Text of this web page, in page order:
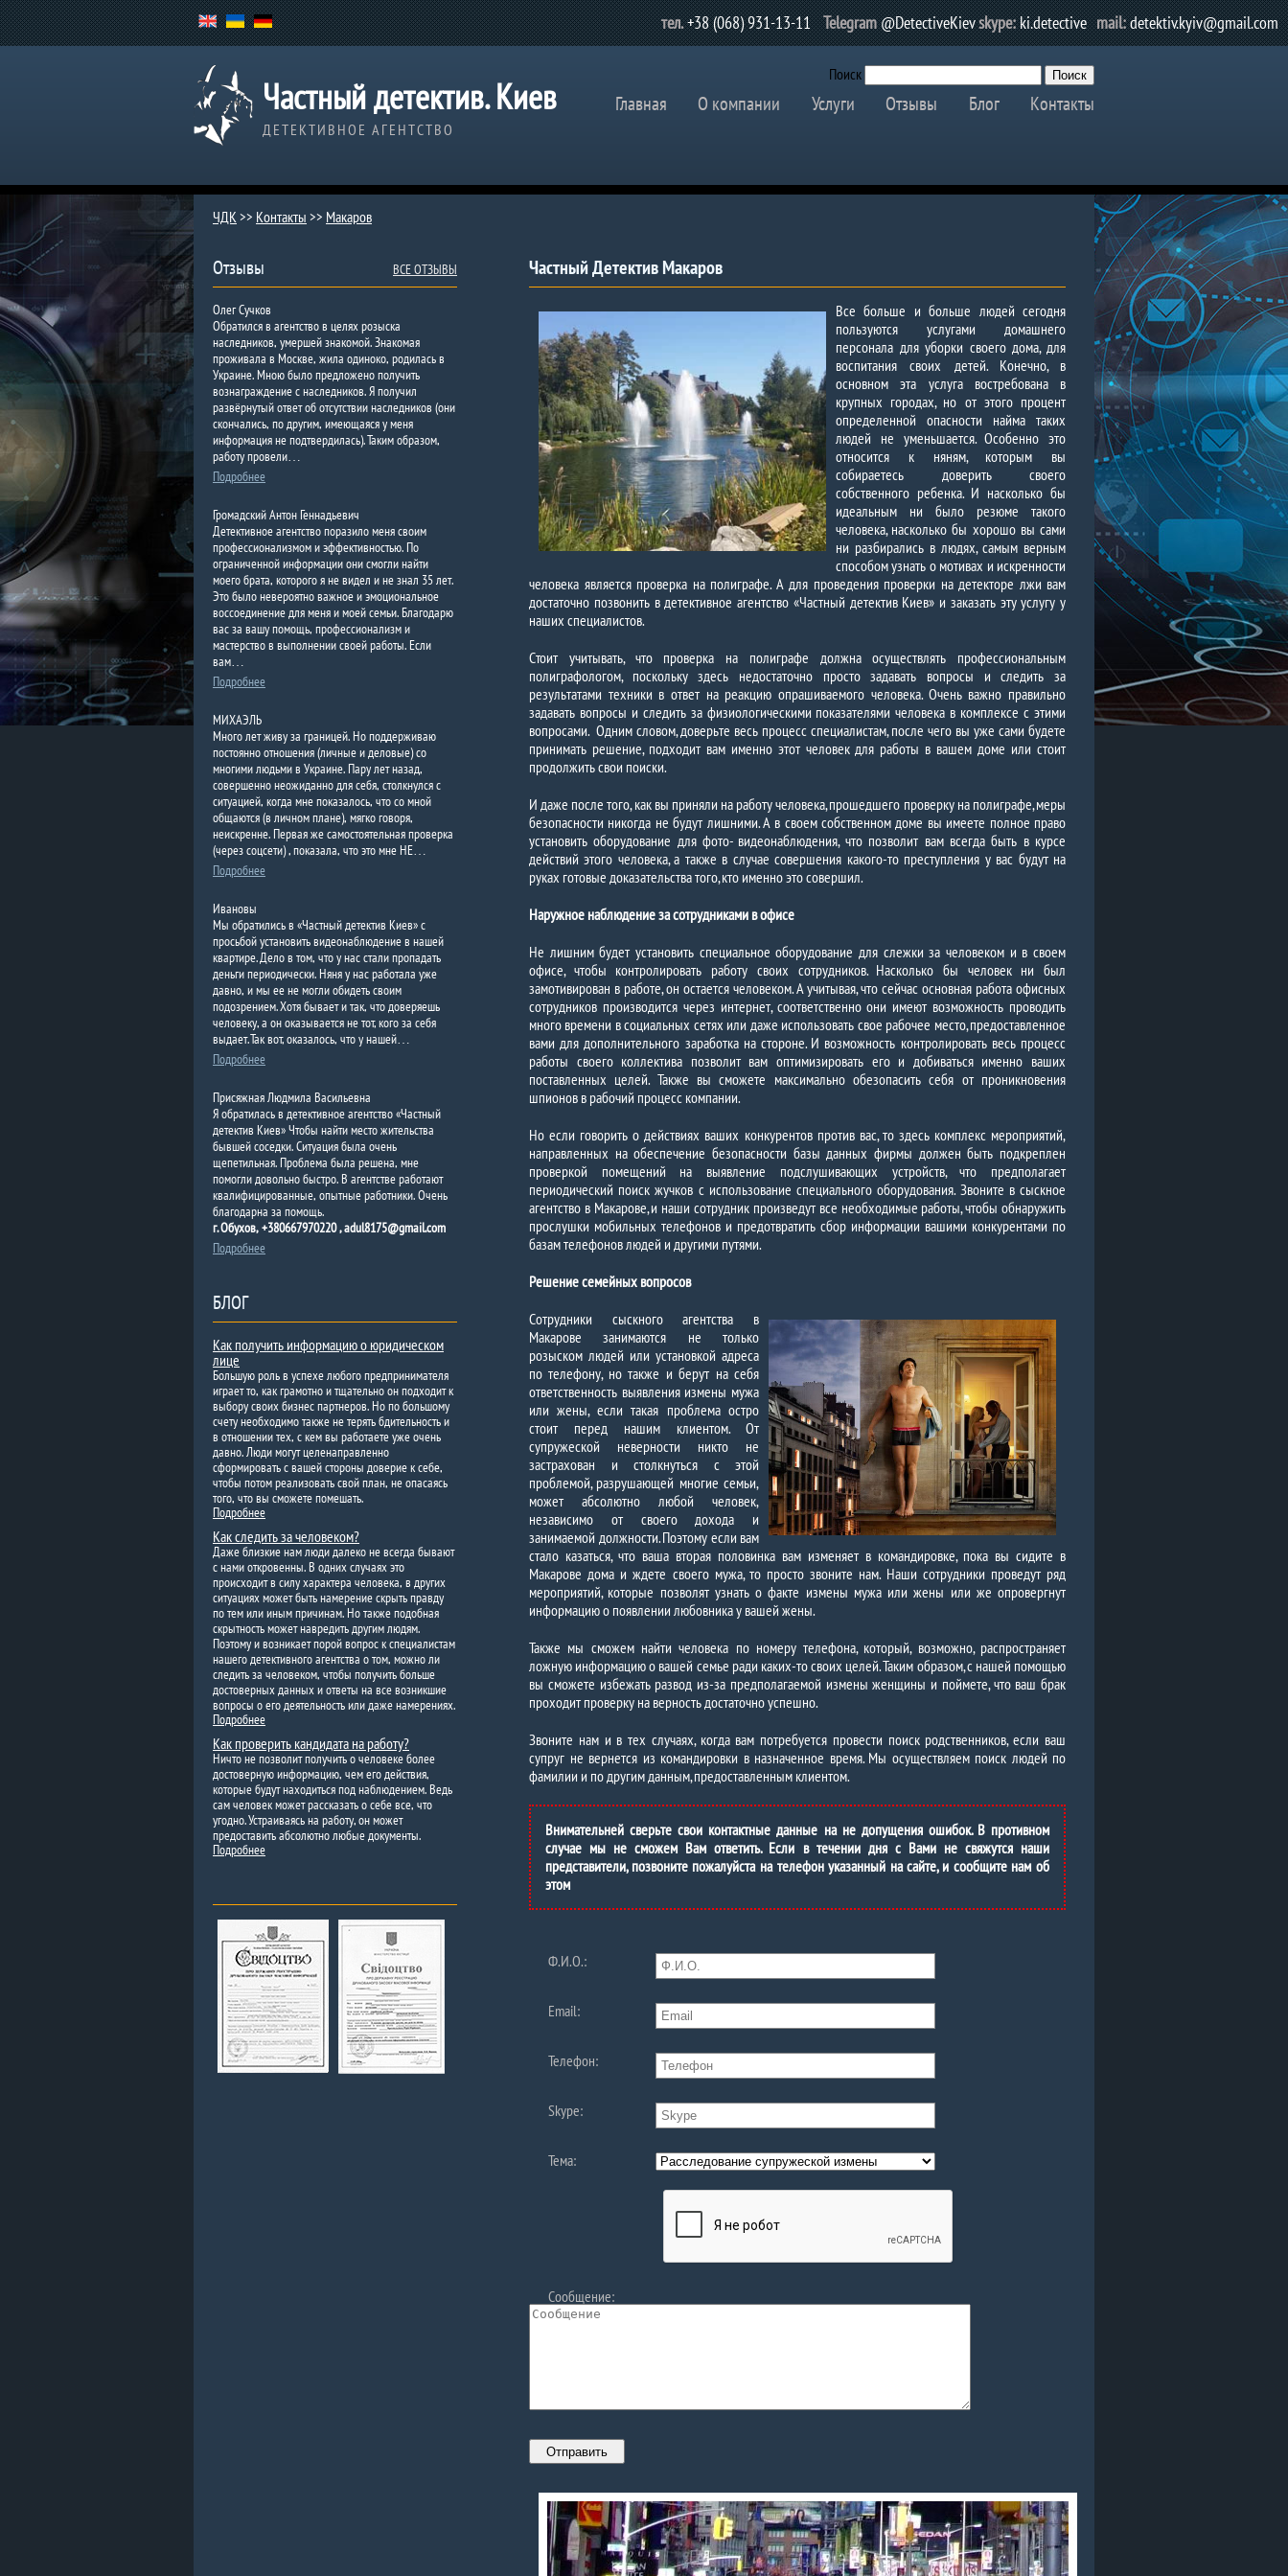
тел.+38 (068) 931-13-11 Telegram@DetectiveKievskype:ki.detective mail:detektiv.kyiv@gmail.com
Частный детектив. Киев
ДЕТЕКТИВНОЕ АГЕНТСТВО
Поиск
Главная О компании Услуги Отзывы Блог Контакты
ЧДК>> Контакты >> Макаров
Частный Детектив Макаров
Все больше и больше людей сегодня
пользуются услугами домашнего
персонала для уборки своего дома, для
воспитания своих детей. Конечно, в
основном эта услуга востребована в
крупных городах, но от этого процент
определенной опасности найма таких
людей не уменьшается. Особенно это
относится к няням, которым вы
собираетесь доверить своего
собственного ребенка. И насколько бы
идеальным ни было резюме такого
человека, насколько бы хорошо вы сами
ни разбирались в людях, самым верным
способом узнать о мотивах и искренности
человека является проверка на полиграфе. А для проведения проверки на детекторе лжи вам
достаточно позвонить в детективное агентство «Частный детектив Киев» и заказать эту услугу у
наших специалистов.
Стоит учитывать, что проверка на полиграфе должна осуществлять профессиональным
полиграфологом, поскольку здесь недостаточно просто задавать вопросы и следить за
результатами техники в ответ на реакцию опрашиваемого человека. Очень важно правильно
задавать вопросы и следить за физиологическими показателями человека в комплексе с этими
вопросами. Одним словом, доверьте весь процесс специалистам, после чего вы уже сами будете
принимать решение, подходит вам именно этот человек для работы в вашем доме или стоит
продолжить свои поиски.
И даже после того, как вы приняли на работу человека, прошедшего проверку на полиграфе, меры
безопасности никогда не будут лишними. А в своем собственном доме вы имеете полное право
установить оборудование для фото- видеонаблюдения, что позволит вам всегда быть в курсе
действий этого человека, а также в случае совершения какого-то преступления у вас будут на
руках готовые доказательства того, кто именно это совершил.
Наружное наблюдение за сотрудниками в офисе
Не лишним будет установить специальное оборудование для слежки за человеком и в своем
офисе, чтобы контролировать работу своих сотрудников. Насколько бы человек ни был
замотивирован в работе, он остается человеком. А учитывая, что сейчас основная работа офисных
сотрудников производится через интернет, соответственно они имеют возможность проводить
много времени в социальных сетях или даже использовать свое рабочее место, предоставленное
вами для дополнительного заработка на стороне. И возможность контролировать весь процесс
работы своего коллектива позволит вам оптимизировать его и добиваться именно ваших
поставленных целей. Также вы сможете максимально обезопасить себя от проникновения
шпионов в рабочий процесс компании.
Но если говорить о действиях ваших конкурентов против вас, то здесь комплекс мероприятий,
направленных на обеспечение безопасности базы данных фирмы должен быть подкреплен
проверкой помещений на выявление подслушивающих устройств, что предполагает
периодический поиск жучков с использование специального оборудования. Звоните в сыскное
агентство в Макарове, и наши сотрудник произведут все необходимые работы, чтобы обнаружить
прослушки мобильных телефонов и предотвратить сбор информации вашими конкурентами по
базам телефонов людей и другими путями.
Решение семейных вопросов
Сотрудники сыскного агентства в
Макарове занимаются не только
розыском людей или установкой адреса
по телефону, но также и берут на себя
ответственность выявления измены мужа
или жены, если такая проблема остро
стоит перед нашим клиентом. От
супружеской неверности никто не
застрахован и столкнуться с этой
проблемой, разрушающей многие семьи,
может абсолютно любой человек,
независимо от своего дохода и
занимаемой должности. Поэтому если вам
стало казаться, что ваша вторая половинка вам изменяет в командировке, пока вы сидите в
Макарове дома и ждете своего мужа, то просто звоните нам. Наши сотрудники проведут ряд
мероприятий, которые позволят узнать о факте измены мужа или жены или же опровергнут
информацию о появлении любовника у вашей жены.
Также мы сможем найти человека по номеру телефона, который, возможно, распространяет
ложную информацию о вашей семье ради каких-то своих целей. Таким образом, с нашей помощью
вы сможете избежать развод из-за предполагаемой измены женщины и поймете, что ваш брак
проходит проверку на верность достаточно успешно.
Звоните нам и в тех случаях, когда вам потребуется провести поиск родственников, если ваш
супруг не вернется из командировки в назначенное время. Мы осуществляем поиск людей по
фамилии и по другим данным, предоставленным клиентом.
Внимательней сверьте свои контактные данные на не допущения ошибок. В противном
случае мы не сможем Вам ответить. Если в течении дня с Вами не свяжутся наши
представители, позвоните пожалуйста на телефон указанный на сайте, и сообщите нам об
этом
Ф.И.О.:
Email:
Телефон:
Skype:
Тема:
Сообщение:
Отзывы ВСЕ ОТЗЫВЫ
Олег Сучков
Обратился в агентство в целях розыска
наследников, умершей знакомой. Знакомая
проживала в Москве, жила одиноко, родилась в
Украине. Мною было предложено получить
вознаграждение с наследников. Я получил
развёрнутый ответ об отсутствии наследников (они
скончались, по другим, имеющаяся у меня
информация не подтвердилась). Таким образом,
работу провели…
Подробнее
Громадский Антон Геннадьевич
Детективное агентство поразило меня своим
профессионализмом и эффективностью. По
ограниченной информации они смогли найти
моего брата, которого я не видел и не знал 35 лет.
Это было невероятно важное и эмоциональное
воссоединение для меня и моей семьи. Благодарю
вас за вашу помощь, профессионализм и
мастерство в выполнении своей работы. Если
вам…
Подробнее
МИХАЭЛЬ
Много лет живу за границей. Но поддерживаю
постоянно отношения (личные и деловые) со
многими людьми в Украине. Пару лет назад,
совершенно неожиданно для себя, столкнулся с
ситуацией, когда мне показалось, что со мной
общаются (в личном плане), мягко говоря,
неискренне. Первая же самостоятельная проверка
(через соцсети) , показала, что это мне НЕ…
Подробнее
Ивановы
Мы обратились в «Частный детектив Киев» с
просьбой установить видеонаблюдение в нашей
квартире. Дело в том, что у нас стали пропадать
деньги периодически. Няня у нас работала уже
давно, и мы ее не могли обидеть своим
подозрением. Хотя бывает и так, что доверяешь
человеку, а он оказывается не тот, кого за себя
выдает. Так вот, оказалось, что у нашей…
Подробнее
Присяжная Людмила Васильевна
Я обратилась в детективное агентство «Частный
детектив Киев»Чтобы найти место жительства
бывшей соседки. Ситуация была очень
щепетильная. Проблема была решена, мне
помогли довольно быстро. В агентстве работают
квалифицированные, опытные работники. Очень
благодарна за помощь.
г. Обухов, +380667970220 , adul8175@gmail.com
Подробнее
БЛОГ
Как получить информацию о юридическом
лице
Большую роль в успехе любого предпринимателя
играет то, как грамотно и тщательно он подходит к
выбору своих бизнес партнеров. Но по большому
счету необходимо также не терять бдительность и
в отношении тех, с кем вы работаете уже очень
давно. Люди могут целенаправленно
сформировать с вашей стороны доверие к себе,
чтобы потом реализовать свой план, не опасаясь
того, что вы сможете помешать.
Подробнее
Как следить за человеком?
Даже близкие нам люди далеко не всегда бывают
с нами откровенны. В одних случаях это
происходит в силу характера человека, в других
ситуациях может быть намерение скрыть правду
по тем или иным причинам. Но также подобная
скрытность может навредить другим людям.
Поэтому и возникает порой вопрос к специалистам
нашего детективного агентства о том, можно ли
следить за человеком, чтобы получить больше
достоверных данных и ответы на все возникшие
вопросы о его деятельность или даже намерениях.
Подробнее
Как проверить кандидата на работу?
Ничто не позволит получить о человеке более
достоверную информацию, чем его действия,
которые будут находиться под наблюдением. Ведь
сам человек может рассказать о себе все, что
угодно. Устраиваясь на работу, он может
предоставить абсолютно любые документы.
Подробнее